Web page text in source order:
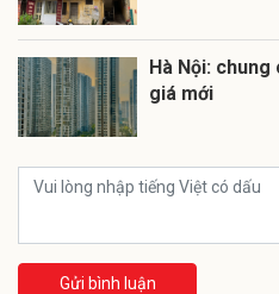
Hà Nội:
giá mới
Gửi bình luận